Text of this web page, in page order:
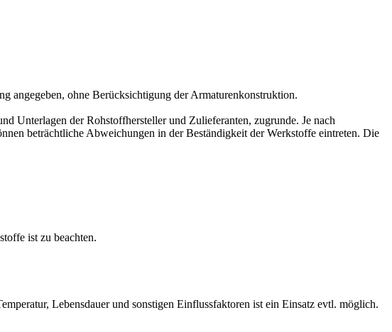
angegeben, ohne Berücksichtigung der Armaturenkonstruktion.
Unterlagen der Rohstoffhersteller und Zulieferanten, zugrunde. Je nach
beträchtliche Abweichungen in der Beständigkeit der Werkstoffe eintreten. Die
ist zu beachten.
Lebensdauer und sonstigen Einflussfaktoren ist ein Einsatz evtl. möglich.